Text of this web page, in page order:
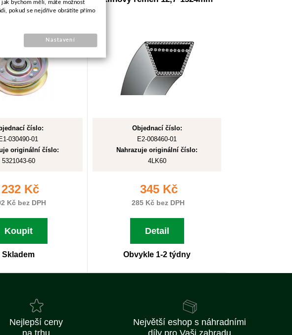
číslo:
E1-030490-01
originální číslo:
5321043-60
232 Kč
Kč bez DPH
Koupit
Skladem
Objednací číslo:
E2-008460-01
Nahrazuje originální číslo:
4LK60
345 Kč
285 Kč bez DPH
Detail
Obvykle 1-2 týdny
Nejlepší ceny
na trhu
Největší eshop s náhradními
díly pro Vaši zahradu
bychom měli, máte možnost
pokud se nejdříve obrátíte přímo
Nastavení